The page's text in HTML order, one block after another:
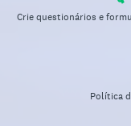
Crie questionários e
Política